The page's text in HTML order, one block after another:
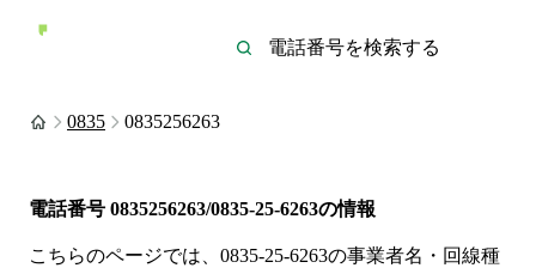
0835 0835256263
電話番号 0835256263/0835-25-6263の情報
こちらのページでは、 0835-25-6263の事業者名・回線種